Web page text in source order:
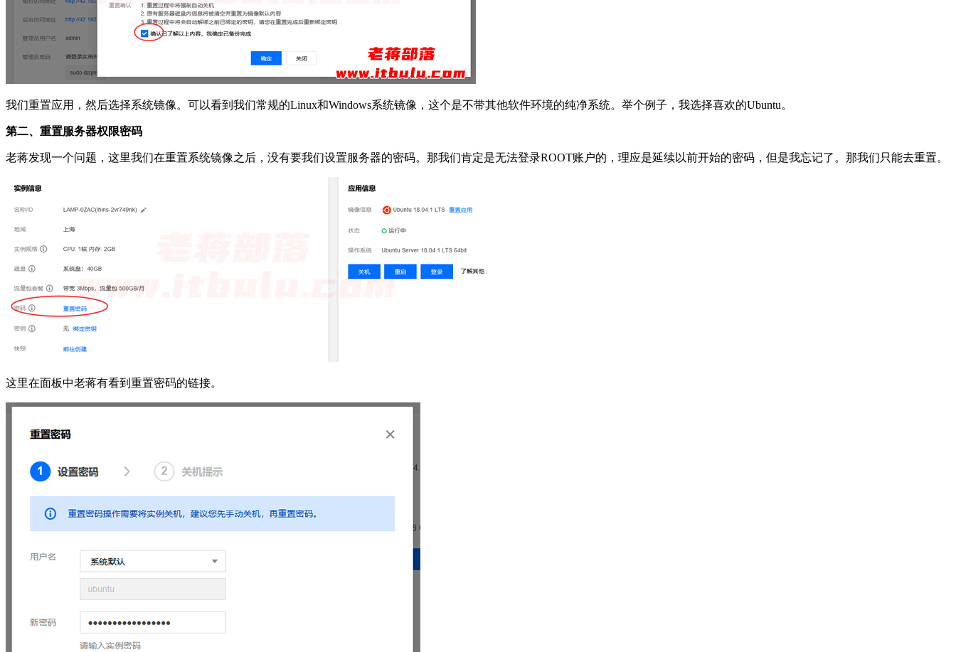
我们重置应用，然后选择系统镜像。可以看到我们常规的Linux和Windows系统镜像，这个是不带其他软件环境的纯净系统。举个例子，我选择喜欢的Ubuntu。
第二、重置服务器权限密码
老蒋发现一个问题，这里我们在重置系统镜像之后，没有要我们设置服务器的密码。那我们肯定是无法登录ROOT账户的，理应是延续以前开始的密码，但是我忘记了。那我们只能去重置。
这里在面板中老蒋有看到重置密码的链接。